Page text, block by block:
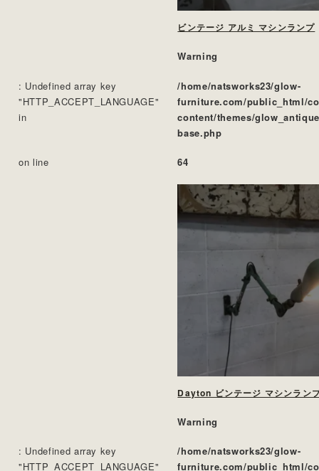
ビンテージ アルミ マシンランプ
Warning
: Undefined array key
"HTTP_ACCEPT_LANGUAGE"
in
/home/natsworks23/glow-
furniture.com/public_html/
content/themes/
base.php
on line 64
Dayton ビンテージ マシンラン
Warning
: Undefined array key
"HTTP_ACCEPT_LANGUAGE"
/home/natsworks23/glow-
furniture.com/public_html/